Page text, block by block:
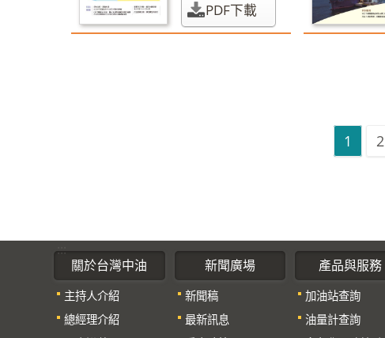
PDF下載
1 2
:::
關於台灣中油
主持人介紹
總經理介紹
新聞廣場
新聞稿
最新訊息
產品與服務
加油站查詢
油量計查詢